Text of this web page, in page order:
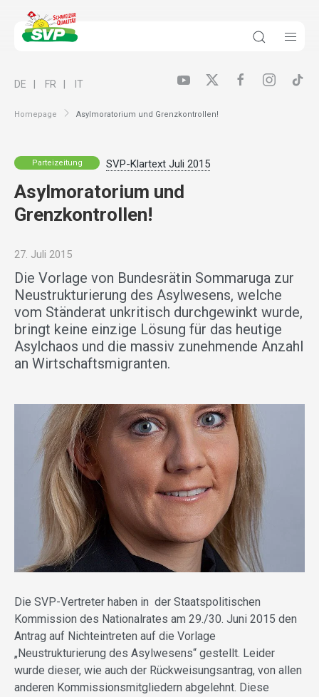
Homepage Asylmoratorium und Grenzkontrollen!
DE FR IT
Parteizeitung SVP-Klartext Juli 2015
Asylmoratorium und
Grenzkontrollen!
27. Juli 2015
Die Vorlage von Bundesrätin Sommaruga zur
Neustrukturierung des Asylwesens, welche
vom Ständerat unkritisch durchgewinkt wurde,
bringt keine einzige Lösung für das heutige
Asylchaos und die massiv zunehmende Anzahl
an Wirtschaftsmigranten.
Die SVP-Vertreter haben in der Staatspolitischen
Kommission des Nationalrates am 29./30. Juni 2015 den
Antrag auf Nichteintreten auf die Vorlage
„Neustrukturierung des Asylwesens“ gestellt. Leider
wurde dieser, wie auch der Rückweisungsantrag, von allen
anderen Kommissionsmitgliedern abgelehnt. Diese